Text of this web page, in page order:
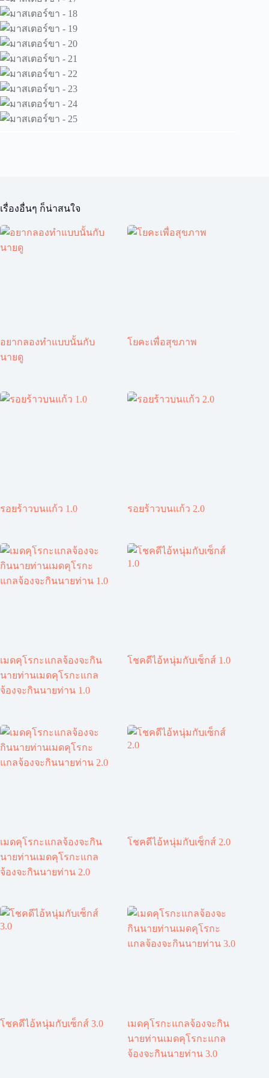
เรื่องอื่นๆ ก็น่าสนใจ
อยากลองทำแบบนั้นกับ
นายดู
โยคะเพื่อสุขภาพ
รอยร้าวบนแก้ว 1.0 รอยร้าวบนแก้ว 2.0
เมดคุโรกะแกลจ้องจะกิน
นายท่านเมดคุโรกะแกล
จ้องจะกินนายท่าน 1.0
โชคดีไอ้หนุ่มกับเซ็กส์ 1.0
เมดคุโรกะแกลจ้องจะกิน
นายท่านเมดคุโรกะแกล
จ้องจะกินนายท่าน 2.0
โชคดีไอ้หนุ่มกับเซ็กส์ 2.0
โชคดีไอ้หนุ่มกับเซ็กส์ 3.0
เมดคุโรกะแกลจ้องจะกิน
นายท่านเมดคุโรกะแกล
จ้องจะกินนายท่าน 3.0